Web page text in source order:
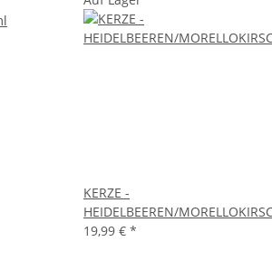
KERZE -
HEIDELBEEREN/
19,99 € *